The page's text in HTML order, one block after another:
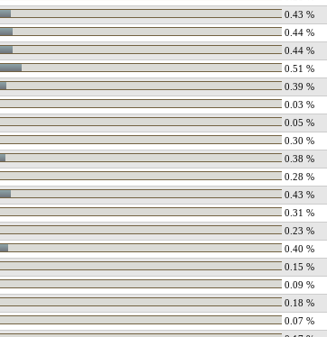
0.43 %
0.44 %
0.44 %
0.51 %
0.39 %
0.03 %
0.05 %
0.30 %
0.38 %
0.28 %
0.43 %
0.31 %
0.23 %
0.40 %
0.15 %
0.09 %
0.18 %
0.07 %